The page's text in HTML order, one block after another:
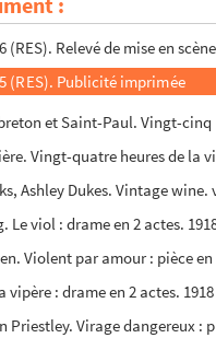
Vingt-cinq ans de bonheur
(RES). Relevé de mise en
(RES). Publicité imprimée
et Saint-Paul. Vingt-
Vingt-quatre heures de la
Ashley Dukes. Vintage wine.
Le viol : drame en 2 actes.
Violent par amour : pièce en
vipère : drame en 2 actes. 1918
Priestley. Virage dangereux :